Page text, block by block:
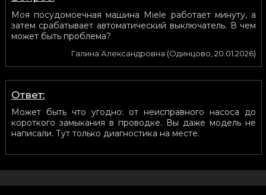
Моя посудомоечная машина Miele работает минуту, а
затем срабатывает автоматический выключатель. В чем
может быть проблема?
Галина Александровна (Одинцово ,20.01.2026)
Ответ:
Может быть что угодно: от неисправного насоса до
короткого замыкания в проводке. Вы даже модель не
написали. Тут только диагностика на месте.